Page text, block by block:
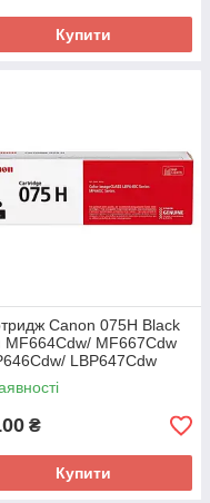
Купити
Canon 075H Black
MF664Cdw/ MF667Cdw
LBP647Cdw
₴
Купити